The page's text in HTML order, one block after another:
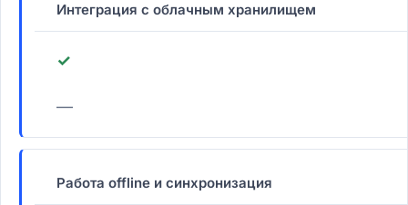
Интеграция с облачным хранилищем
✓
—
Работа offline и синхронизация